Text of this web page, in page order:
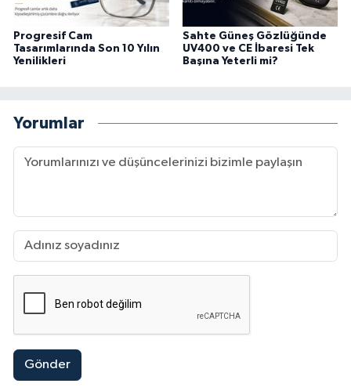
Progresif Cam
Tasarımlarında Son 10 Yılın
Yenilikleri
Sahte Güneş Gözlüğünde
UV400 ve CE İbaresi Tek
Başına Yeterli mi?
Yorumlar
Gönder